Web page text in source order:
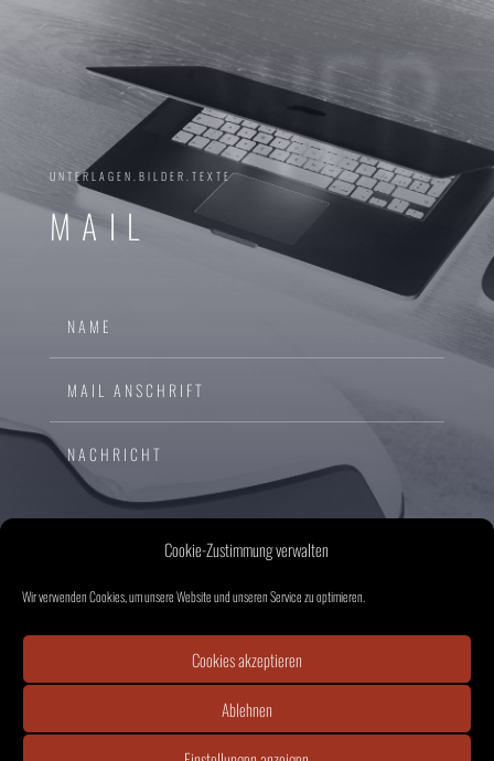
Cookie-Zustimmung verwalten
Wir verwenden Cookies, um unsere Website und unseren Service zu optimieren.
Cookies akzeptieren
Ablehnen
WEB
UNTERLAGEN.BILDER.TEXTE
MAIL